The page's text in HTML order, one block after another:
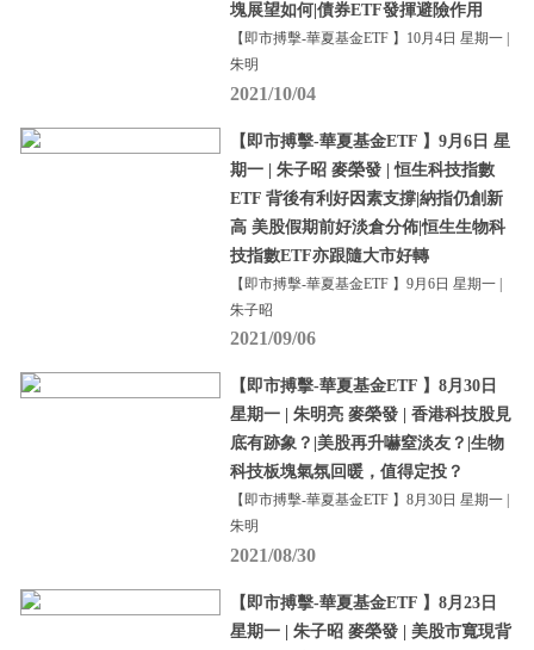
塊展望如何|債券ETF發揮避險作用
【即市搏擊-華夏基金ETF 】10月4日 星期一 |
朱明
2021/10/04
【即市搏擊-華夏基金ETF 】9月6日 星
期一 | 朱子昭 麥榮發 | 恒生科技指數
ETF 背後有利好因素支撐|納指仍創新
高 美股假期前好淡倉分佈|恒生生物科
技指數ETF亦跟隨大市好轉
【即市搏擊-華夏基金ETF 】9月6日 星期一 |
朱子昭
2021/09/06
【即市搏擊-華夏基金ETF 】8月30日
星期一 | 朱明亮 麥榮發 | 香港科技股見
底有跡象？|美股再升嚇窒淡友？|生物
科技板塊氣氛回暖，值得定投？
【即市搏擊-華夏基金ETF 】8月30日 星期一 |
朱明
2021/08/30
【即市搏擊-華夏基金ETF 】8月23日
星期一 | 朱子昭 麥榮發 | 美股市寬現背